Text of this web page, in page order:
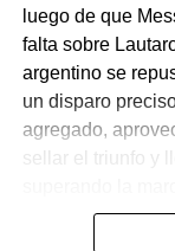
luego de que
falta sobre
argentino se
un disparo
agregado,
sellar el triunfo y
Con este